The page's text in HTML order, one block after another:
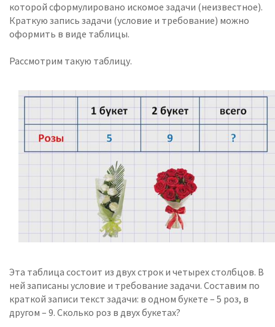
которой сформулировано искомое задачи (неизвестное).
Краткую запись задачи (условие и требование) можно
оформить в виде таблицы.
Рассмотрим такую таблицу.
Эта таблица состоит из двух строк и четырех столбцов. В
ней записаны условие и требование задачи. Составим по
краткой записи текст задачи: в одном букете – 5 роз, в
другом – 9. Сколько роз в двух букетах?